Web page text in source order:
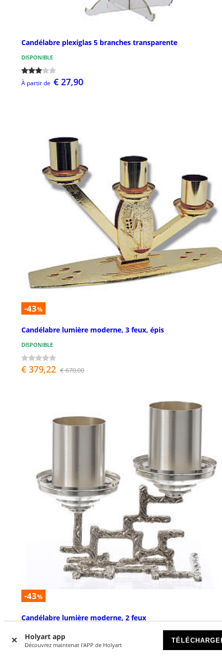
Holyart app
Découvrez maintenat l'APP de Holyart
Candélabre plexiglas 5 branches transparente
DISPONIBLE
À partir de € 27,90
-43%
Candélabre lumière moderne, 3 feux, épis
DISPONIBLE
€ 379,22 € 670,00
-43%
Candélabre lumière moderne, 2 feux
DISPONIBLE